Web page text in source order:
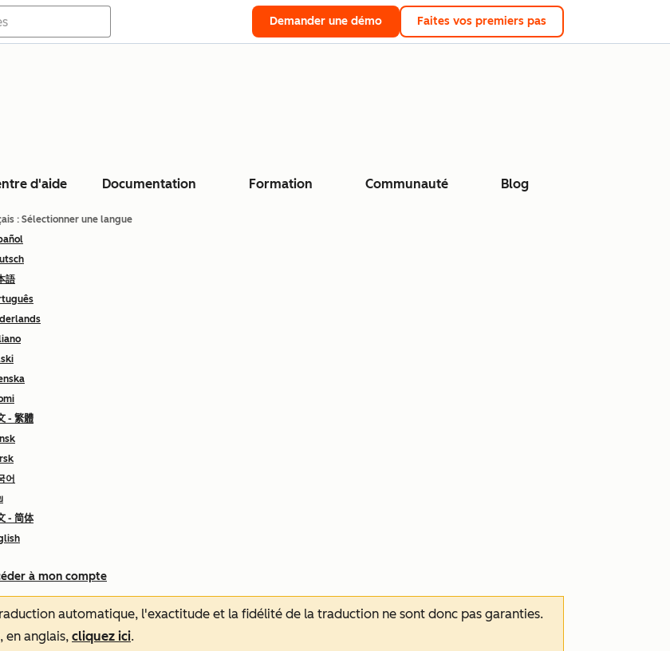
Demander une démo Faites vos premiers pas
d'aide Documentation Formation Communauté Blog
: Sélectionner une langue
語
- 繁體
어
- 简体
à mon compte
automatique, l'exactitude et la fidélité de la traduction ne sont donc pas garanties.
en anglais, cliquez ici.